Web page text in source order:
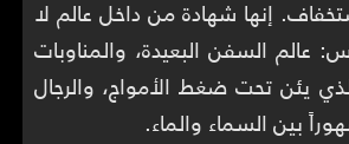
إنها شهادة من داخل عالم لا
عالم السفن البعيدة، والمناوبات
الذي يئن تحت ضغط الأمواج، والرجال
بين السماء والماء.